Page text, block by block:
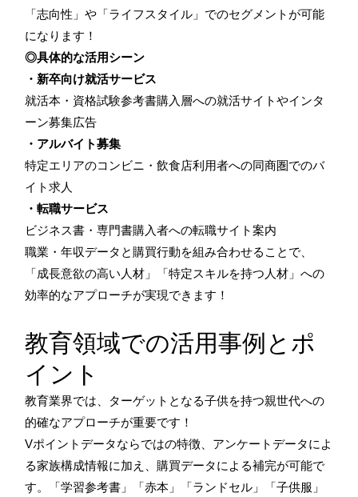
「志向性」や「ライフスタイル」でのセグメントが可能
になります！
◎具体的な活用シーン
・新卒向け就活サービス
就活本・資格試験参考書購入層への就活サイトやインタ
ーン募集広告
・アルバイト募集
特定エリアのコンビニ・飲食店利用者への同商圏でのバ
イト求人
・転職サービス
ビジネス書・専門書購入者への転職サイト案内
職業・年収データと購買行動を組み合わせることで、
「成長意欲の高い人材」「特定スキルを持つ人材」への
効率的なアプローチが実現できます！
教育領域での活用事例とポ
イント
教育業界では、ターゲットとなる子供を持つ親世代への
的確なアプローチが重要です！
Vポイントデータならではの特徴、アンケートデータによ
る家族構成情報に加え、購買データによる補完が可能で
す。「学習参考書」「赤本」「ランドセル」「子供服」